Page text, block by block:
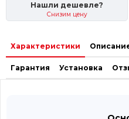
Нашли дешевле?
Снизим цену
Характеристики
Гарантия Установка